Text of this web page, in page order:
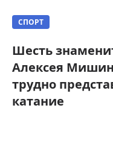
СПОРТ
Шесть
Алексея
трудно
катание